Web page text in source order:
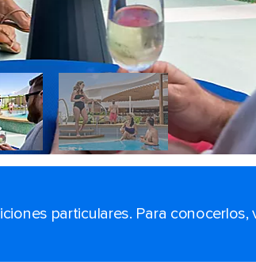
particulares. Para conocerlos,